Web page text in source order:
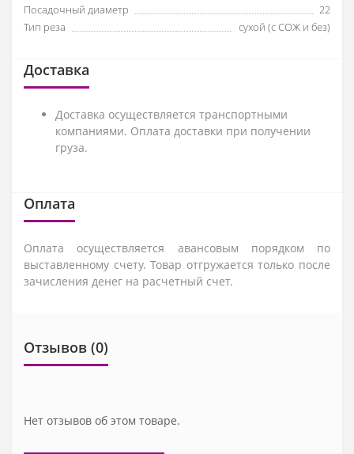
Посадочный диаметр
22
Тип реза
сухой (с СОЖ и без)
Доставка
Доставка осуществляется транспортными
компаниями. Оплата доставки при получении
груза.
Оплата
Оплата осуществляется авансовым порядком по
выставленному счету. Товар отгружается только после
зачисления денег на расчетный счет.
Отзывов (0)
Нет отзывов об этом товаре.